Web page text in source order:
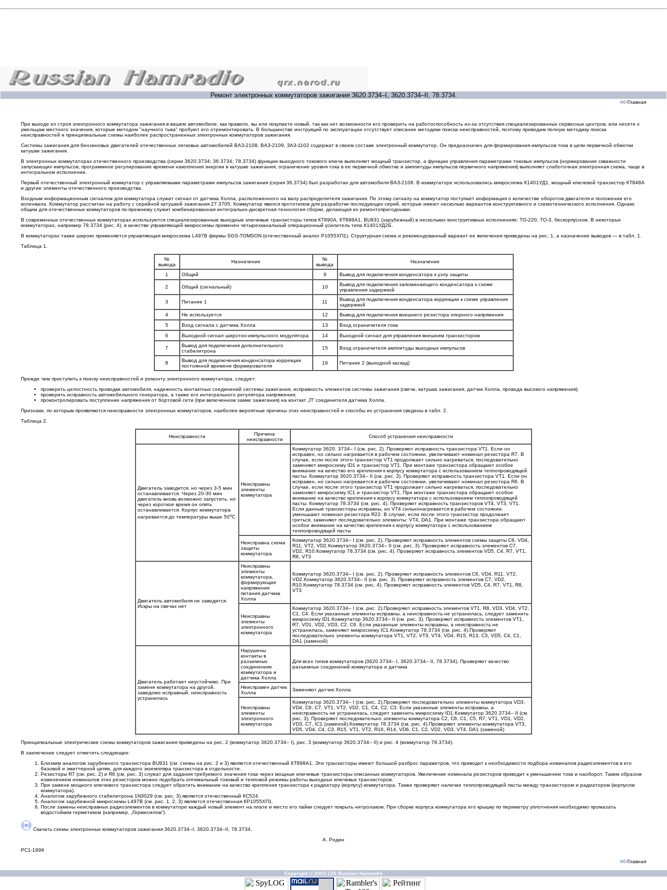
Ремонт электронных коммутаторов зажигания 3620.3734–I, 3620.3734–II, 78.3734.
Главная
При выходе из строя электронного коммутатора зажигания в вашем автомобиле, как правило, вы или покупаете новый, так как нет возможности его проверить на работоспособность из-за отсутствия специализированных сервисных центров, или несете к
умельцам местного значения, которые методом "научного тыка" пробуют его отремонтировать. В большинстве инструкций по эксплуатации отсутствует описание методики поиска неисправностей, поэтому приводим полную методику поиска
неисправностей и принципиальные схемы наиболее распространенных электронных коммутаторов зажигания.
Системы зажигания для бензиновых двигателей отечественных легковых автомобилей ВАЗ-2108, ВАЗ-2109, ЗАЗ-1102 содержат в своем составе электронный коммутатор. Он предназначен для формирования импульсов тока в цепи первичной обмотки
катушки зажигания.
В электронных коммутаторах отечественного производства (серии 3620.3734; 36.3734; 78.3734) функции выходного токового ключа выполняет мощный транзистор, а функции управления параметрами токовых импульсов (нормирование скважности
запускающих импульсов, программное регулирование времени накопления энергии в катушке зажигания, ограничение уровня тока в ее первичной обмотке и амплитуды импульсов первичного напряжения) выполняет слаботочная электронная схема, чаще в
интегральном исполнении.
Первый отечественный электронный коммутатор с управляемыми параметрами импульсов зажигания (серия 36.3734) был разработан для автомобиля ВАЗ-2108. В коммутаторе использовались микросхема К1401УД1, мощный ключевой транзистор КТ848А
и другие элементы отечественного производства.
Входным информационным сигналом для коммутатора служит сигнал от датчика Холла, расположенного на валу распределителя зажигания. По этому сигналу на коммутатор поступает информация о количестве оборотов двигателя и положении его
коленвала. Коммутатор рассчитан на работу с серийной катушкой зажигания 27.3705. Коммутатор явился прототипом для разработки последующих серий, которые имеют несколько вариантов конструктивного и схемотехнического исполнения. Однако
общим для отечественных коммутаторов по-прежнему служит комбинированная интегрально-дискретная технология сборки, делающая их ремонтопригодными.
В современных отечественных коммутаторах используются специализированные выходные ключевые транзисторы типов КТ890А, КТ898А1, BU931 (зарубежный) в нескольких конструктивных исполнениях: ТО-220, ТО-3, бескорпусном. В некоторых
коммутаторах, например 78.3734 (рис. 4), в качестве управляющей микросхемы применен четырехканальный операционный усилитель типа К1401УД2Б.
В коммутаторах также широко применяется управляющая микросхема L497B фирмы SGS-TOMSON (отечественный аналог Р1055ХП1). Структурная схема и рекомендованный вариант ее включения приведены на рис. 1, а назначение выводов — в табл. 1.
Таблица 1.
№
вывода
Назначение
№
вывода
Назначение
1 Общий 9 Вывод для подключения конденсатора к узлу защиты
2 Общий (сигнальный) 10
Вывод для подключения запоминающего конденсатора к схеме
управления задержкой
3 Питание 1 11
Вывод для подключения конденсатора коррекции к схеме управления
задержкой
4
Не используется 12
Вывод для подключения внешнего резистора опорного напряжения
5
Вход сигнала с датчика Холла 13
Вход ограничителя тока
6
Выходной сигнал широтно-импульсного модулятора 14 Выходной сигнал для управления внешним транзистором
7
Вывод для подключения дополнительного
стабилитрона
15 Вход ограничителя амплитуды выходных импульсов
8
Вывод для подключения конденсатора коррекции
постоянной времени формирователя
16 Питание 2 (выходной каскад)
Прежде чем приступить к поиску неисправностей и ремонту электронного коммутатора, следует:
проверить целостность проводки автомобиля, надежность контактных соединений системы зажигания, исправность элементов системы зажигания (свечи, катушка зажигания, датчик Холла, провода высокого напряжения);
проверить исправность автомобильного генератора, а также его интегрального регулятора напряжения;
проконтролировать поступление напряжения от бортовой сети (при включенном замке зажигания) на контакт „П” соединителя датчика Холла.
Признаки, по которым проявляются неисправности электронных коммутаторов, наиболее вероятные причины этих неисправностей и способы их устранения сведены в табл. 2.
Таблица 2.
Неисправности
Причина
неисправности
Способ устранения неисправности
Двигатель заводится, но через 3-5 мин
останавливается. Через 20-30 мин
двигатель вновь возможно запустить, но
через короткое время он опять
останавливается. Корпус коммутатора
нагревается до температуры выше 50оС
Неисправны
элементы
коммутатора
Коммутатор 3620. 3734– I (см. рис. 2). Проверяют исправность транзистора VT1. Если он
исправен, но сильно нагревается в рабочем состоянии, увеличивают номинал резистора R7. В
случае, если после этого транзистор VT1 продолжает сильно нагреваться, последовательно
заменяют микросхему ID1 и транзистор VT1. При монтаже транзистора обращают особое
внимание на качество его крепления к корпусу коммутатора с использованием теплопроводящей
пасты. Коммутатор 3620.3734– II (см. рис. 3). Проверяют исправность транзистора VT1. Если он
исправен, но сильно нагревается в рабочем состоянии, увеличивают номинал резистора R6. В
случае, если после этого транзистор VT1 продолжает сильно нагреваться, последовательно
заменяют микросхему IC1 и транзистор VT1. При монтаже транзистора обращают особое
внимание на качество крепления к корпусу коммутатора с использованием теплопроводящей
пасты. Коммутатор 78.3734 (см. рис. 4). Проверяют исправность транзисторов VT4, VT3, VT1.
Если данные транзисторы исправны, но VT4 сильнонагревается в рабочем состоянии,
уменьшают номинал резистора R22. В случае, если после этого транзистор продолжает
греться, заменяют последовательно элементы: VT4, DA1. При монтаже транзистора обращают
особое внимание на качество крепления к корпусу коммутатора с использованием
теплопроводящей пасты
Неисправна схема
защиты
коммутатора
Коммутатор 3620.3734– I (см. рис. 2). Проверяют исправность элементов схемы защиты С6, VD4,
R11, VT2, VD2.Коммутатор 3620.3734– II (см. рис. 3). Проверяют исправность элементов С7,
VD2, R10.Коммутатор 78.3734 (см. рис. 4). Проверяют исправность элементов VD5, C4, R7, VT1,
R8, VT3
Двигатель автомобиля не заводится.
Искры на свечах нет
Неисправны
элементы
коммутатора,
формирующие
напряжение
питания датчика
Холла
Коммутатор 3620.3734– I (см. рис. 2). Проверяют исправность элементов С6, VD4, R11, VT2,
VD2.Коммутатор 3620.3734– II (см. рис. 3). Проверяют исправность элементов С7, VD2,
R10.Коммутатор 78.3734 (см. рис. 4). Проверяют исправность элементов VD5, C4, R7, VT1, R8,
VT3
Неисправны
элементы
электронного
коммутатора
Коммутатор 3620.3734– I (см. рис. 2).Проверяют исправность элементов VT1, R8, VD3, VD4, VT2,
C1, C4. Если указанные элементы исправны, а неисправность не устранилась, следует заменить
микросхему ID1.Коммутатор 3620.3734– II (см. рис. 3). Проверяют исправность элементов VT1,
R7, VD1, VD2, VD3, C2, C6. Если указанные элементы исправны, а неисправность не
устранилась, заменяют микросхему IС1.Коммутатор 78.3734 (см. рис. 4).Проверяют
последовательно элементы коммутатора VT1, VT2, VT3, VT4, VD4, R15, R13, C3, VD5, C4, С1,
DA1 (заменой)
Двигатель работает неустойчиво. При
замене коммутатора на другой,
заведомо исправный, неисправность
устранилась
Нарушены
контакты в
разъемных
соединениях
коммутатора и
датчика Холла
Для всех типов коммутаторов (3620.3734– I, 3620.3734– II, 78.3734). Проверяют качество
разъемных соединений коммутатора и датчика
Неисправен датчик
Холла
Заменяют датчик Холла
Неисправны
элементы
электронного
коммутатора
Коммутатор 3620.3734– I (см. рис. 2).Проверяют последовательно элементы коммутатора VD3,
VD4, C6, C7, VT1, VT2, VD2, C1, C4, C2, C3. Если указанные элементы исправны, а
неисправность не устранилась, следует заменить микросхему ID1.Коммутатор 3620.3734– II (см.
рис. 3). Проверяют последовательно элементы коммутатора С2, С6, С1, С5, R7, VT1, VD1, VD2,
VD3, С7, IС1 (заменой).Коммутатор 78.3734 (см. рис. 4).Проверяют элементы коммутатора VT3,
VD5, VD4, C4, C3, R15, VT1, VT2, R16, R14, VD6, C1, C2, VD2, VD3, VT4, DA1 (заменой)
Принципиальные электрические схемы коммутаторов зажигания приведены на рис. 2 (коммутатор 3620.3734– I), рис. 3 (коммутатор 3620.3734– II) и рис. 4 (коммутатор 78.3734).
В заключение следует отметить следующее:
Близким аналогом зарубежного транзистора BU931 (cм. схемы на рис. 2 и 3) является отечественный КТ898А1. Эти транзисторы имеют большой разброс параметров, что приводит к необходимости подбора номиналов радиоэлементов в его
базовой и эмиттерной цепях, для каждого экземпляра транзистора в отдельности.
Резисторы R7 (см. рис. 2) и R6 (см. рис. 3) служат для задания требуемого значения тока через мощные ключевые транзисторы описанных коммутаторов. Увеличение номинала резисторов приводит к уменьшению тока и наоборот. Таким образом
изменением номиналов этих резисторов можно подобрать оптимальный токовый и тепловой режимы работы выходных ключевых транзисторов.
При замене мощного ключевого транзистора следует обратить внимание на качество крепления транзистора к радиатору (корпусу) коммутатора. Также проверяют наличие теплопроводящей пасты между транзистором и радиатором (корпусом
коммутатора).
Аналогом зарубежного стабилитрона 1N3029 (см. рис. 3) является отечественный КС524.
Аналогом зарубежной микросхемы L497В (см. рис. 1, 2, 3) является отечественная КР1055ХП1.
После замены неисправных радиоэлементов в коммутаторе каждый новый элемент на плате и место его пайки следует покрыть нитролаком. При сборке корпуса коммутатора его крышку по периметру уплотнения необходимо промазать
водостойким герметиком (например, „Гермесилом”).
Скачать схемы электронных коммутаторов зажигания 3620.3734–I, 3620.3734–II, 78.3734.
А. Родин
РС1-1999
Главная
Copyright © 2002-126 Russian Hamradio